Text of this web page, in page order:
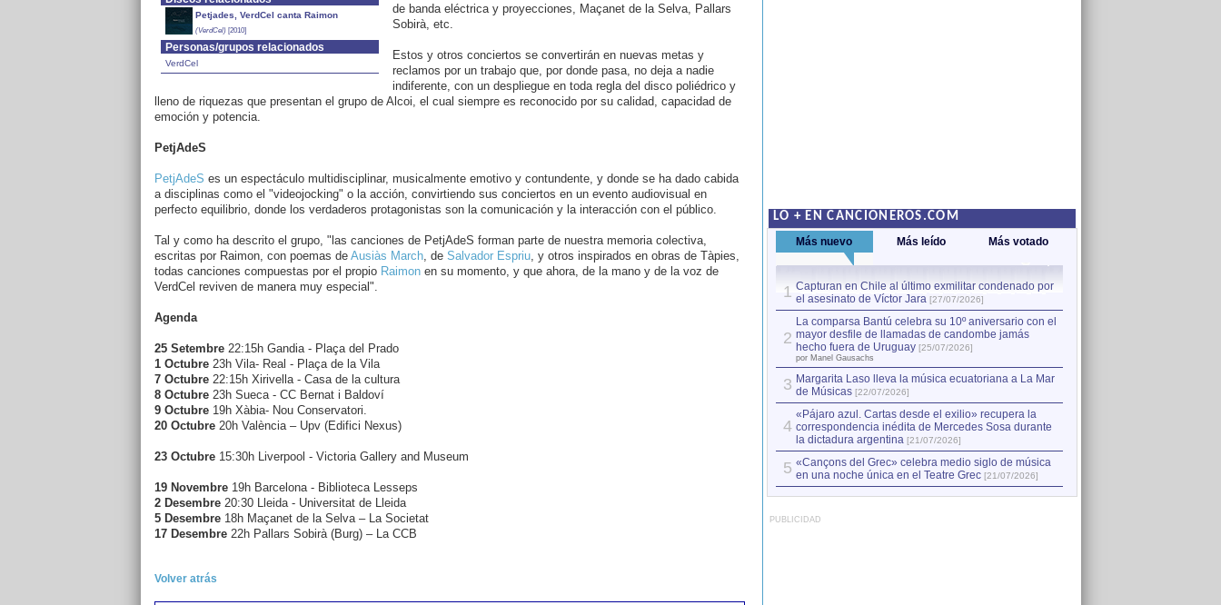
Petjades, VerdCel canta Raimon
(VerdCel)[2010]
Personas/grupos relacionados
VerdCel
de banda eléctrica y proyecciones, Maçanet de la Selva, Pallars
Sobirà, etc.
Estos y otros conciertos se convertirán en nuevas metas y
reclamos por un trabajo que, por donde pasa, no deja a nadie
indiferente, con un despliegue en toda regla del disco poliédrico y
lleno de riquezas que presentan el grupo de Alcoi, el cual siempre es reconocido por su calidad, capacidad de
emoción y potencia.
PetjAdeS
PetjAdeS es un espectáculo multidisciplinar, musicalmente emotivo y contundente, y donde se ha dado cabida
a disciplinas como el "videojocking" o la acción, convirtiendo sus conciertos en un evento audiovisual en
perfecto equilibrio, donde los verdaderos protagonistas son la comunicación y la interacción con el público.
Tal y como ha descrito el grupo, "las canciones de PetjAdeS forman parte de nuestra memoria colectiva,
escritas por Raimon, con poemas de Ausiàs March, de Salvador Espriu, y otros inspirados en obras de Tàpies,
todas canciones compuestas por el propio Raimonen su momento, y que ahora, de la mano y de la voz de
VerdCel reviven de manera muy especial".
Agenda
25 Setembre22:15h Gandia - Plaça del Prado
1 Octubre 23h Vila- Real - Plaça de la Vila
7 Octubre 22:15h Xirivella - Casa de la cultura
8 Octubre 23h Sueca - CC Bernat i Baldoví
9 Octubre 19h Xàbia- Nou Conservatori.
20 Octubre 20h València – Upv (Edifici Nexus)
23 Octubre 15:30h Liverpool - Victoria Gallery and Museum
19 Novembre 19h Barcelona - Biblioteca Lesseps
2 Desembre 20:30 Lleida - Universitat de Lleida
5 Desembre18h Maçanet de la Selva – La Societat
17 Desembre22h Pallars Sobirà (Burg) – La CCB
Volver atrás
LO + EN CANCIONEROS.COM
Más nuevo Más leído Más votado
1 Capturan en Chile al último exmilitar condenado por
el asesinato de Víctor Jara [27/07/2026]
2
La comparsa Bantú celebra su 10º aniversario con el
mayor desfile de llamadas de candombe jamás
hecho fuera de Uruguay [25/07/2026]
por Manel Gausachs
3 Margarita Laso lleva la música ecuatoriana a La Mar
de Músicas [22/07/2026]
4
«Pájaro azul. Cartas desde el exilio» recupera la
correspondencia inédita de Mercedes Sosa durante
la dictadura argentina [21/07/2026]
5 «Cançons del Grec» celebra medio siglo de música
en una noche única en el Teatre Grec [21/07/2026]
PUBLICIDAD